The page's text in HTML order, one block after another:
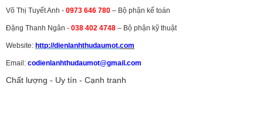
Võ Thị Tuyết Anh - 0973 646 780 – Bộ phận kế toán
Đặng Thanh Ngân - 038 402 4748 – Bộ phận kỹ thuật
Website: http://dienlanhthudaumot.com
Email: codienlanhthudaumot@gmail.com
Chất lượng - Uy tín - Cạnh tranh